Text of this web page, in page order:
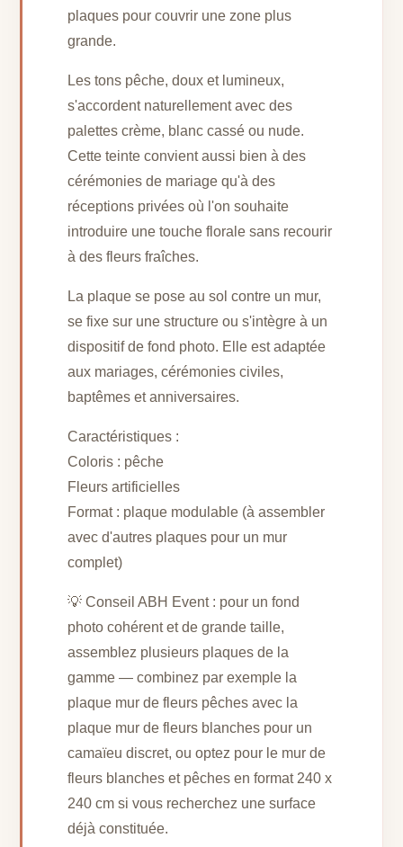
plaques pour couvrir une zone plus
grande.
Les tons pêche, doux et lumineux,
s'accordent naturellement avec des
palettes crème, blanc cassé ou nude.
Cette teinte convient aussi bien à des
cérémonies de mariage qu'à des
réceptions privées où l'on souhaite
introduire une touche florale sans recourir
à des fleurs fraîches.
La plaque se pose au sol contre un mur,
se fixe sur une structure ou s'intègre à un
dispositif de fond photo. Elle est adaptée
aux mariages, cérémonies civiles,
baptêmes et anniversaires.
Caractéristiques :
Coloris : pêche
Fleurs artificielles
Format : plaque modulable (à assembler
avec d'autres plaques pour un mur
complet)
💡 Conseil ABH Event : pour un fond
photo cohérent et de grande taille,
assemblez plusieurs plaques de la
gamme — combinez par exemple la
plaque mur de fleurs pêches avec la
plaque mur de fleurs blanches pour un
camaïeu discret, ou optez pour le mur de
fleurs blanches et pêches en format 240 x
240 cm si vous recherchez une surface
déjà constituée.